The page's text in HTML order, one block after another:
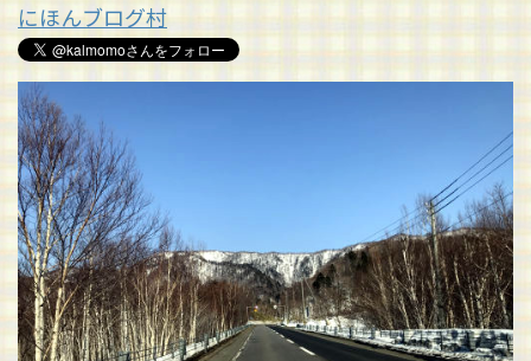
にほんブログ村